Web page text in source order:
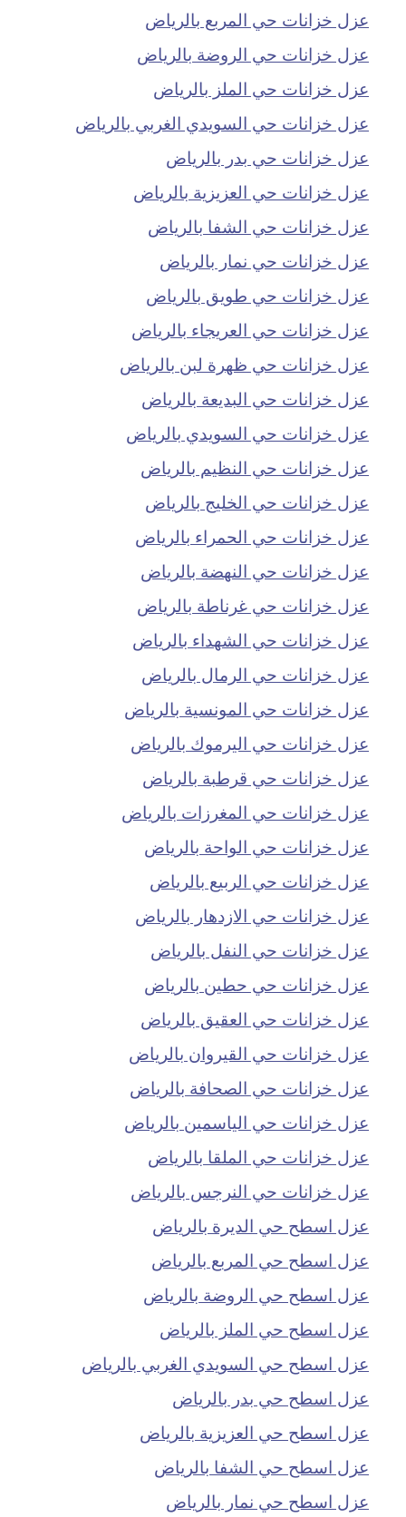
عزل خزانات حي المربع بالرياض
عزل خزانات حي الروضة بالرياض
عزل خزانات حي الملز بالرياض
عزل خزانات حي السويدي الغربي بالرياض
عزل خزانات حي بدر بالرياض
عزل خزانات حي العزيزية بالرياض
عزل خزانات حي الشفا بالرياض
عزل خزانات حي نمار بالرياض
عزل خزانات حي طويق بالرياض
عزل خزانات حي العريجاء بالرياض
عزل خزانات حي ظهرة لبن بالرياض
عزل خزانات حي البديعة بالرياض
عزل خزانات حي السويدي بالرياض
عزل خزانات حي النظيم بالرياض
عزل خزانات حي الخليج بالرياض
عزل خزانات حي الحمراء بالرياض
عزل خزانات حي النهضة بالرياض
عزل خزانات حي غرناطة بالرياض
عزل خزانات حي الشهداء بالرياض
عزل خزانات حي الرمال بالرياض
عزل خزانات حي المونسية بالرياض
عزل خزانات حي اليرموك بالرياض
عزل خزانات حي قرطبة بالرياض
عزل خزانات حي المغرزات بالرياض
عزل خزانات حي الواحة بالرياض
عزل خزانات حي الربيع بالرياض
عزل خزانات حي الازدهار بالرياض
عزل خزانات حي النفل بالرياض
عزل خزانات حي حطين بالرياض
عزل خزانات حي العقيق بالرياض
عزل خزانات حي القيروان بالرياض
عزل خزانات حي الصحافة بالرياض
عزل خزانات حي الياسمين بالرياض
عزل خزانات حي الملقا بالرياض
عزل خزانات حي النرجس بالرياض
عزل اسطح حي الديرة بالرياض
عزل اسطح حي المربع بالرياض
عزل اسطح حي الروضة بالرياض
عزل اسطح حي الملز بالرياض
عزل اسطح حي السويدي الغربي بالرياض
عزل اسطح حي بدر بالرياض
عزل اسطح حي العزيزية بالرياض
عزل اسطح حي الشفا بالرياض
عزل اسطح حي نمار بالرياض